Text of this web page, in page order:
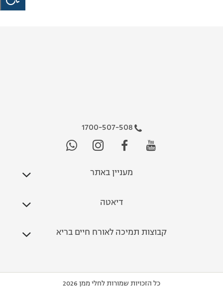
1700-507-508
מעניין באתר
דיאטה
קבוצות תמיכה לאורח חיים בריא
כל הזכויות שמורות לחלי ממן 2026